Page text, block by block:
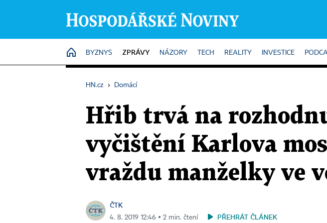
HOME
BYZNYS ZPRÁVY NÁZORY TECH REALITY INVESTICE
HN.cz › Domácí
Hřib trvá na
vyčištění Karlova
vraždu manželky ve
ČTK
4. 8. 2019 12:46 ▪ 2 min. čtení PŘEHRÁT ČLÁNEK